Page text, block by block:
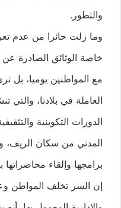
والتطور.
وما زلت حائرا من عدم
خاصة الوثائق الصادرة
مع المواطنين يوميا، بل
العاملة في بلادنا،
الدورات التكوينية
المدني من سكان الريف،
برامجها وإلقاء محاضراتها
إن السر تخلف المواطن